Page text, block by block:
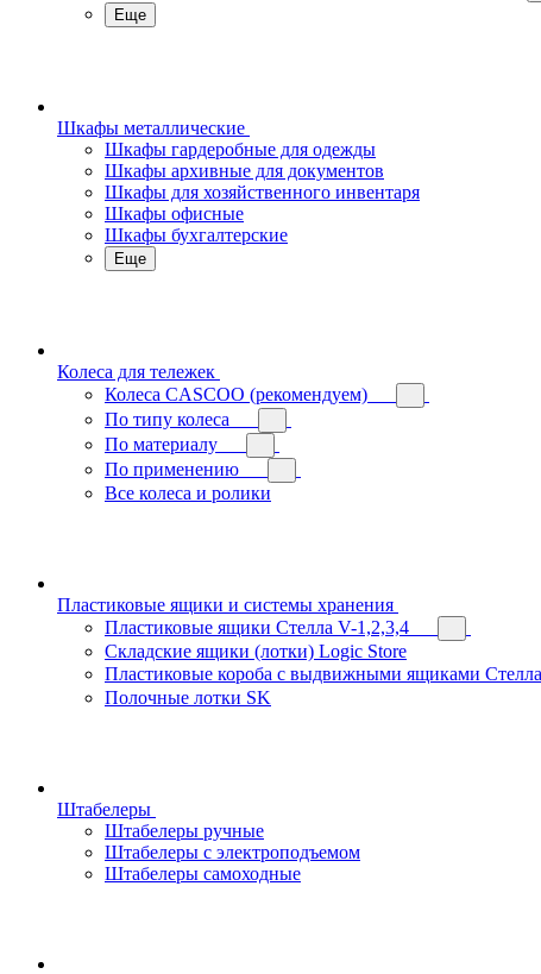
Еще
Шкафы металлические
Шкафы гардеробные для одежды
Шкафы архивные для документов
Шкафы для хозяйственного инвентаря
Шкафы офисные
Шкафы бухгалтерские
Еще
Колеса для тележек
Колеса CASCOO (рекомендуем)
По типу колеса
По материалу
По применению
Все колеса и ролики
Пластиковые ящики и системы хранения
Пластиковые ящики Стелла V-1,2,3,4
Складские ящики (лотки) Logiс Store
Пластиковые короба с выдвижными ящиками
Полочные лотки SK
Штабелеры
Штабелеры ручные
Штабелеры с электроподъемом
Штабелеры самоходные